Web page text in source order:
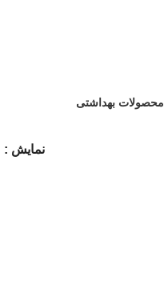
محصولات بهداشتی
نمایش